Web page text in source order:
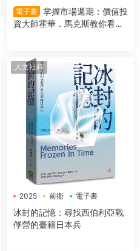
電子書 掌握市場週期：價值投
資大師霍華．馬克斯教你看對
人文社科
2025 前衛 電子書
冰封的記憶：尋找西伯利亞戰
俘營的臺籍日本兵